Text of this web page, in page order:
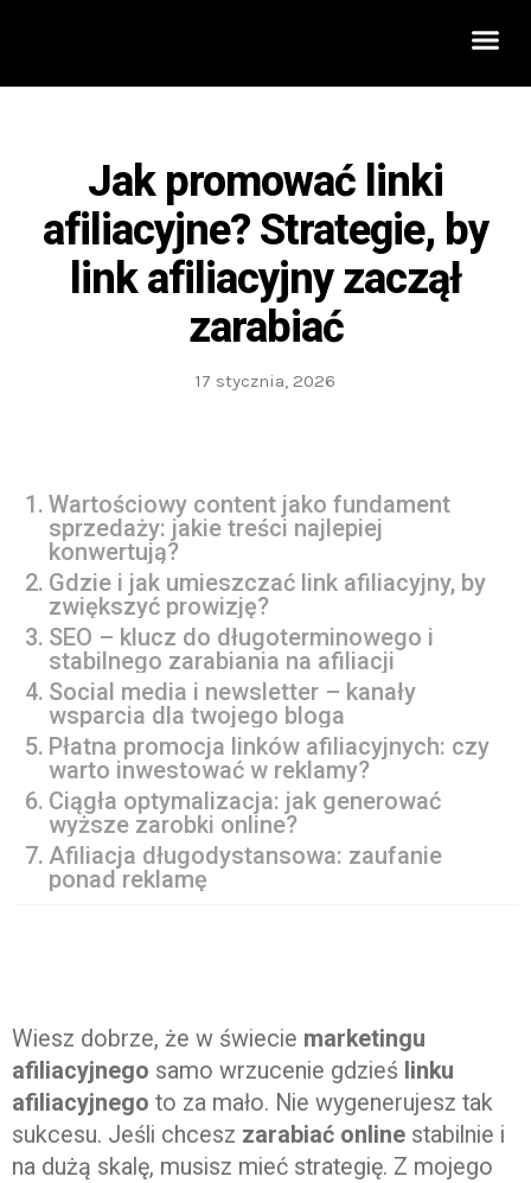
Jak promować linki
afiliacyjne? Strategie, by
link afiliacyjny zaczął
zarabiać
17 stycznia, 2026
Wartościowy content jako fundament
sprzedaży: jakie treści najlepiej
konwertują?
Gdzie i jak umieszczać link afiliacyjny, by
zwiększyć prowizję?
SEO – klucz do długoterminowego i
stabilnego zarabiania na afiliacji
Social media i newsletter – kanały
wsparcia dla twojego bloga
Płatna promocja linków afiliacyjnych: czy
warto inwestować w reklamy?
Ciągła optymalizacja: jak generować
wyższe zarobki online?
Afiliacja długodystansowa: zaufanie
ponad reklamę
Wiesz dobrze, że w świecie marketingu
afiliacyjnego samo wrzucenie gdzieś linku
afiliacyjnego to za mało. Nie wygenerujesz tak
sukcesu. Jeśli chcesz zarabiać online stabilnie i
na dużą skalę, musisz mieć strategię. Z mojego